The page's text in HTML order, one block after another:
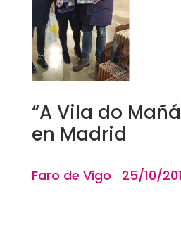
“A Vila do
en Madrid
Faro de Vigo